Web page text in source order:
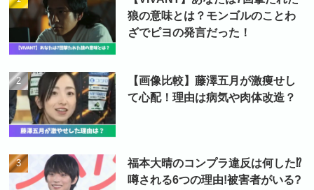
狼の意味とは？モンゴルのことわ
ざでピヨの発言だった！
【画像比較】藤澤五月が激痩せし
て心配！理由は病気や肉体改造？
福本大晴のコンプラ違反は何した⁉
噂される6つの理由!被害者がいる?